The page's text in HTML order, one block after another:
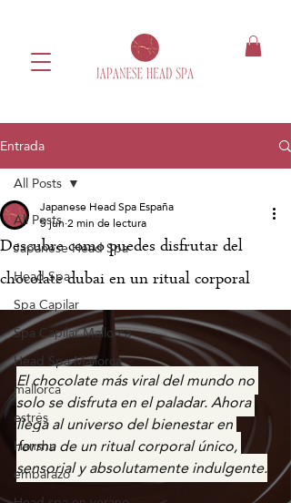
Entrada
All Posts
Japanese Head Spa
Head Spa
Spa Capilar
Spa Capilar Mallorca
Head Spa Mallorca
mallorca
estrés
Hanshu
embarazo
All Posts
Descubre como puedes disfrutar del
chocolate dubai en un ritual corporal
Japanese Head Spa España
5 jun2 min de lectura
El chocolate más viral del mundo no
solo se disfruta en el paladar. Ahora
llega al universo del bienestar en
forma de un ritual corporal único,
sensorial y absolutamente indulgente.